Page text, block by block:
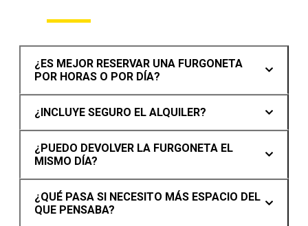
¿ES MEJOR RESERVAR UNA FURGONETA
POR HORAS O POR DÍA?
¿INCLUYE SEGURO EL ALQUILER?
¿PUEDO DEVOLVER LA FURGONETA EL
MISMO DÍA?
¿QUÉ PASA SI NECESITO MÁS ESPACIO DEL
QUE PENSABA?